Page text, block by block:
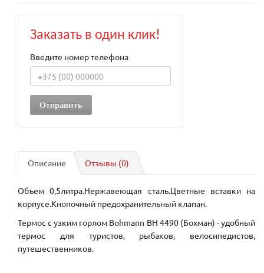
Заказать в один клик!
Введите номер телефона
Описание Отзывы (0)
Объем 0,5литра.Нержавеющая сталь.Цветные вставки на
корпусе.Кнопочный предохранительный клапан.
Термос с узким горлом Bohmann BH 4490 (Бохман) - удобный
термос для туристов, рыбаков, велосипедистов,
путешественников.